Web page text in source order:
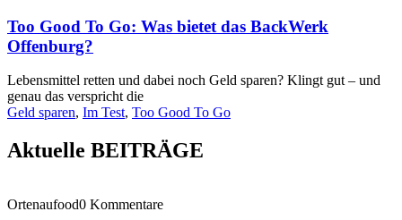
Too Good To Go: Was bietet das BackWerk
Offenburg?
Lebensmittel retten und dabei noch Geld sparen? Klingt gut – und
genau das verspricht die
Geld sparen, Im Test, Too Good To Go
Aktuelle BEITRÄGE
Ortenaufood0 Kommentare